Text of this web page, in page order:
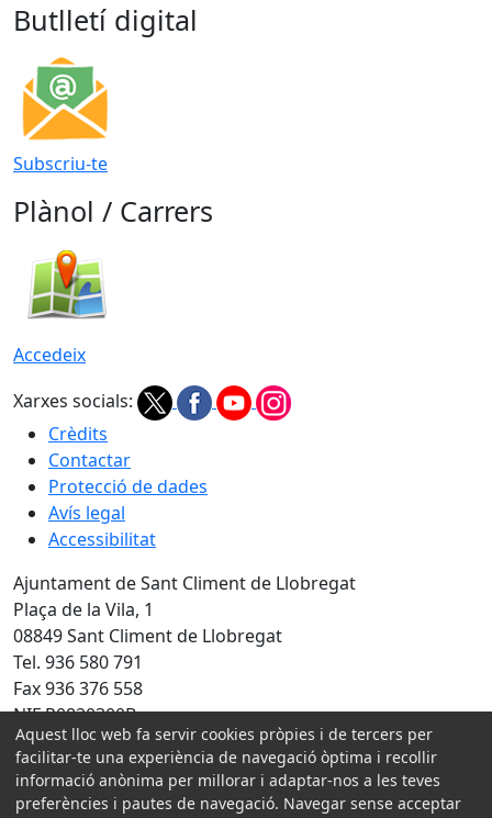
Butlletí digital
Subscriu-te
Plànol / Carrers
Accedeix
Xarxes socials:
Crèdits
Contactar
Protecció de dades
Avís legal
Accessibilitat
Ajuntament de Sant Climent de Llobregat
Plaça de la Vila, 1
08849 Sant Climent de Llobregat
Tel. 936 580 791
Fax 936 376 558
NIF P0820300B
Amb la col·laboració de:
Aquest lloc web fa servir cookies pròpies i de tercers per
facilitar-te una experiència de navegació òptima i recollir
informació anònima per millorar i adaptar-nos a les teves
preferències i pautes de navegació. Navegar sense acceptar